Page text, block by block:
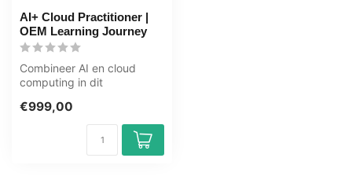
AI+ Cloud Practitioner |
OEM Learning Journey
Combineer AI en cloud
computing in dit
125+ uur. Dri...
€999,00